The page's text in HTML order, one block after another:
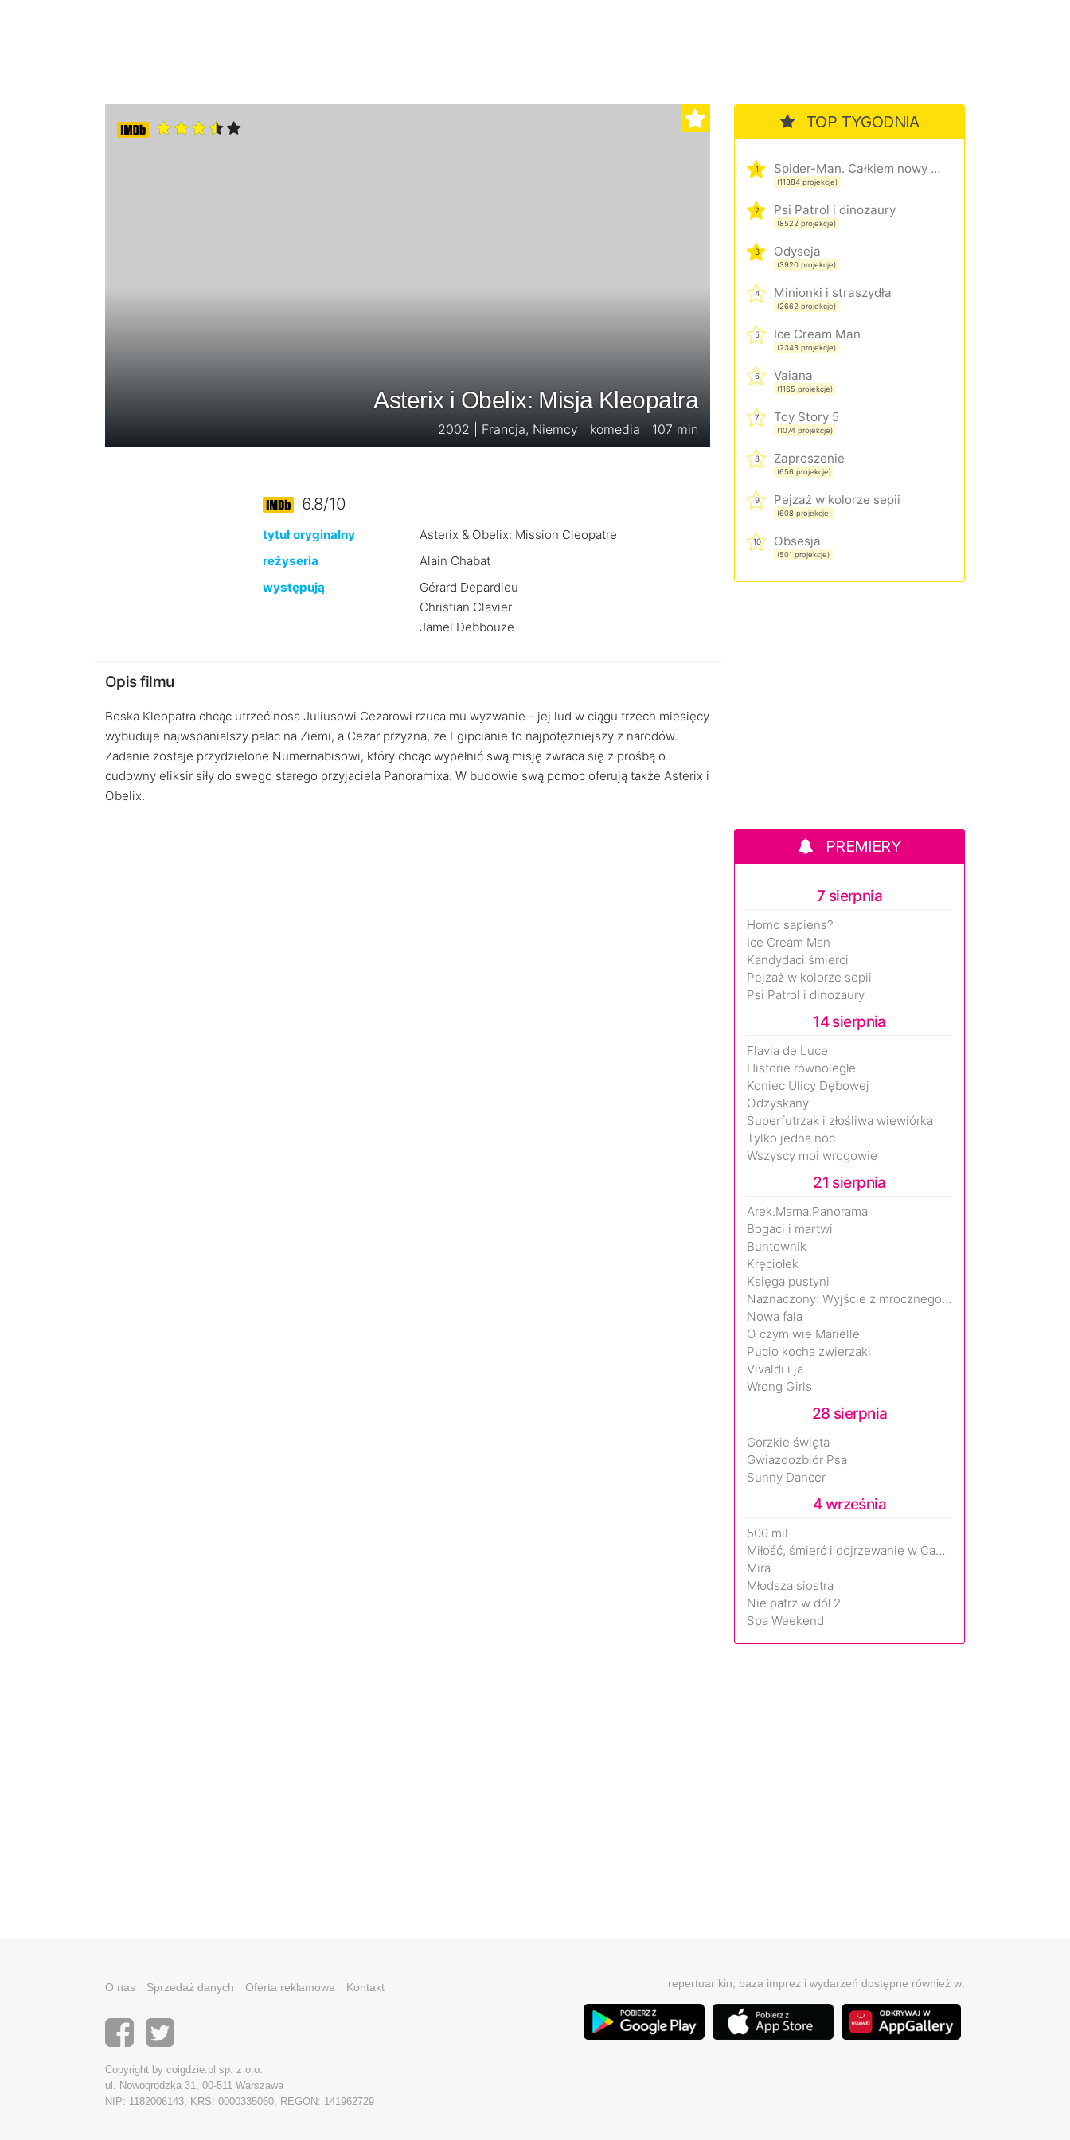
Asterix i Obelix: Misja Kleopatra
2002 | Francja, Niemcy | komedia | 107 min
6.8/10
tytuł oryginalny
Asterix & Obelix: Mission Cleopatre
reżyseria
Alain Chabat
występują
Gérard Depardieu
Christian Clavier
Jamel Debbouze
Opis filmu
Boska Kleopatra chcąc utrzeć nosa Juliusowi Cezarowi rzuca mu wyzwanie - jej lud w ciągu trzech miesięcy
wybuduje najwspanialszy pałac na Ziemi, a Cezar przyzna, że Egipcianie to najpotężniejszy z narodów.
Zadanie zostaje przydzielone Numernabisowi, który chcąc wypełnić swą misję zwraca się z prośbą o
cudowny eliksir siły do swego starego przyjaciela Panoramixa. W budowie swą pomoc oferują także Asterix i
Obelix.
TOP TYGODNIA
1 Spider-Man. Całkiem nowy dzień
(11384 projekcje)
2 Psi Patrol i dinozaury
(8522 projekcje)
3 Odyseja
(3920 projekcje)
4 Minionki i straszydła
(2662 projekcje)
5 Ice Cream Man
(2343 projekcje)
6 Vaiana
(1165 projekcje)
7 Toy Story 5
(1074 projekcje)
8 Zaproszenie
(656 projekcje)
9 Pejzaż w kolorze sepii
(608 projekcje)
10 Obsesja
(501 projekcje)
PREMIERY
7 sierpnia
Homo sapiens?
Ice Cream Man
Kandydaci śmierci
Pejzaż w kolorze sepii
Psi Patrol i dinozaury
14 sierpnia
Flavia de Luce
Historie równoległe
Koniec Ulicy Dębowej
Odzyskany
Superfutrzak i złośliwa wiewiórka
Tylko jedna noc
Wszyscy moi wrogowie
21 sierpnia
Arek.Mama.Panorama
Bogaci i martwi
Buntownik
Kręciołek
Księga pustyni
Naznaczony: Wyjście z mrocznego wymiaru
Nowa fala
O czym wie Marielle
Pucio kocha zwierzaki
Vivaldi i ja
Wrong Girls
28 sierpnia
Gorzkie święta
Gwiazdozbiór Psa
Sunny Dancer
4 września
500 mil
Miłość, śmierć i dojrzewanie w Camp Miasma
Mira
Młodsza siostra
Nie patrz w dół 2
Spa Weekend
O nas Sprzedaż danych Oferta reklamowa Kontakt
Copyright by coigdzie.pl sp. z o.o.
ul. Nowogrodzka 31, 00-511 Warszawa
NIP: 1182006143, KRS: 0000335060, REGON: 141962729
repertuar kin, baza imprez i wydarzeń dostępne również w: